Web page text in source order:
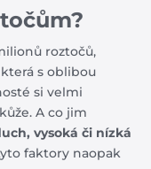
roztočů,
s oblibou
si velmi
A co jim
vysoká či nízká
faktory naopak